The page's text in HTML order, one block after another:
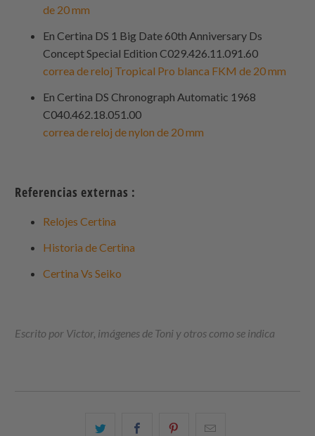
de 20 mm
En Certina DS 1 Big Date 60th Anniversary Ds
Concept Special Edition C029.426.11.091.60
correa de reloj Tropical Pro blanca FKM de 20 mm
En Certina DS Chronograph Automatic 1968
C040.462.18.051.00
correa de reloj de nylon de 20 mm
Referencias externas :
Relojes Certina
Historia de Certina
Certina Vs Seiko
Escrito por Victor, imágenes de Toni y otros como se indica
ComparteComparteCompartir